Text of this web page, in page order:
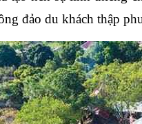
đảo du khách thập